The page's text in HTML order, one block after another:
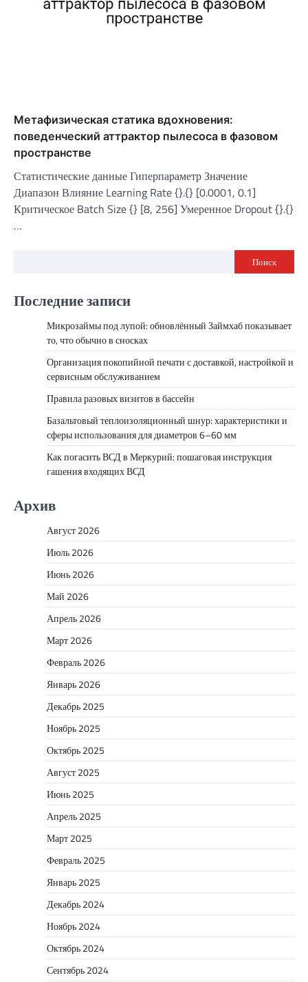
Метафизическая статика вдохновения:
поведенческий аттрактор пылесоса в фазовом
пространстве
Статистические данные Гиперпараметр Значение
Диапазон Влияние Learning Rate {}.{} [0.0001, 0.1]
Критическое Batch Size {} [8, 256] Умеренное Dropout {}.{}
…
Поиск
Последние записи
Микрозаймы под лупой: обновлённый Займхаб показывает
то, что обычно в сносках
Организация покопийной печати с доставкой, настройкой и
сервисным обслуживанием
Правила разовых визитов в бассейн
Базальтовый теплоизоляционный шнур: характеристики и
сферы использования для диаметров 6–60 мм
Как погасить ВСД в Меркурий: пошаговая инструкция
гашения входящих ВСД
Архив
Август 2026
Июль 2026
Июнь 2026
Май 2026
Апрель 2026
Март 2026
Февраль 2026
Январь 2026
Декабрь 2025
Ноябрь 2025
Октябрь 2025
Август 2025
Июнь 2025
Апрель 2025
Март 2025
Февраль 2025
Январь 2025
Декабрь 2024
Ноябрь 2024
Октябрь 2024
Сентябрь 2024